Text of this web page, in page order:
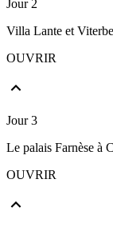
Jour 2
Villa Lante et Viterbe
OUVRIR
Jour 3
Le palais Farnèse à
OUVRIR